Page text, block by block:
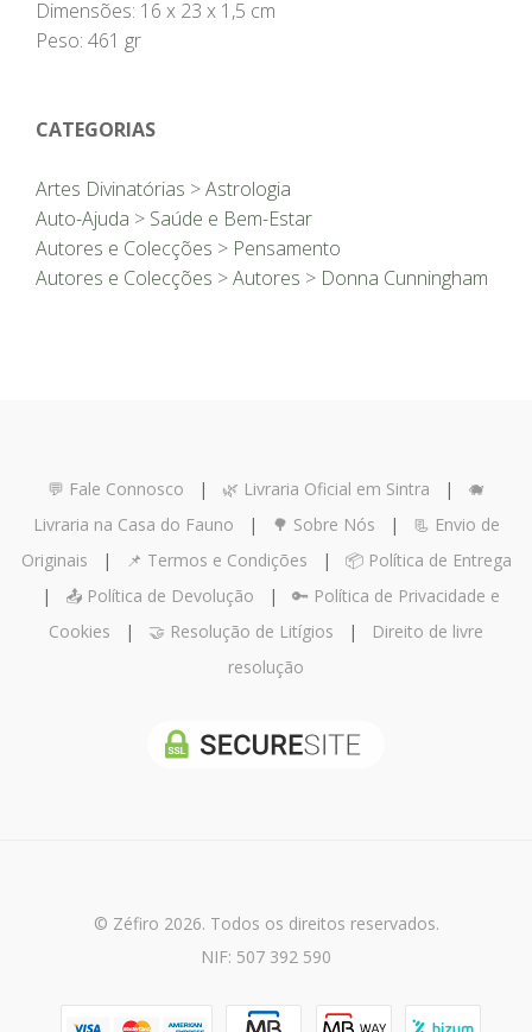
Dimensões: 16 x 23 x 1,5 cm
Peso: 461 gr
CATEGORIAS
Artes Divinatórias >Astrologia
Auto-Ajuda > Saúde e Bem-Estar
Autores e Colecções > Pensamento
Autores e Colecções >Autores > Donna Cunningham
💬 Fale Connosco | 🌿 Livraria Oficial em Sintra | 🐗
Livraria na Casa do Fauno | 🌳 Sobre Nós | 📃 Envio de
Originais | 📌 Termos e Condições | 📦 Política de Entrega
| 📤 Política de Devolução | 🔑 Política de Privacidade e
Cookies | 🤝 Resolução de Litígios |
Direito de livre
resolução
© Zéfiro 2026. Todos os direitos reservados.
NIF: 507 392 590